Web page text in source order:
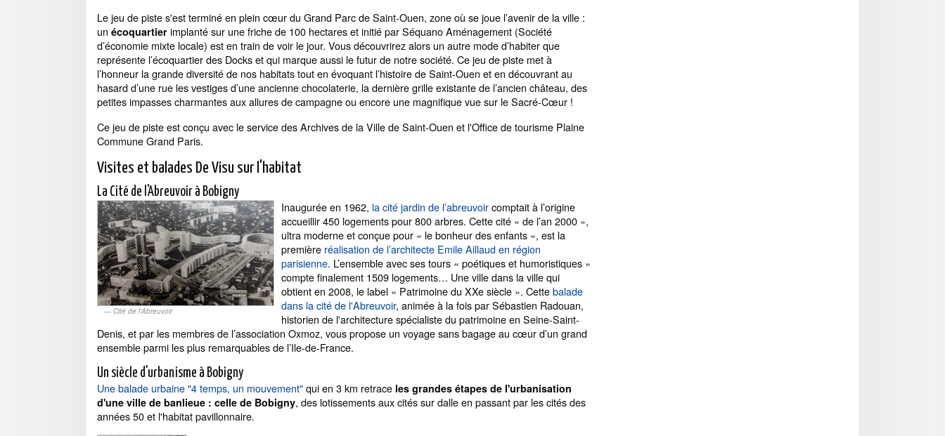
Le jeu de piste s'est terminé en plein cœur du Grand Parc de Saint-Ouen, zone où se joue l’avenir de la ville :
un écoquartier implanté sur une friche de 100 hectares et initié par Séquano Aménagement (Société
d’économie mixte locale) est en train de voir le jour. Vous découvrirez alors un autre mode d’habiter que
représente l’écoquartier des Docks et qui marque aussi le futur de notre société. Ce jeu de piste met à
l’honneur la grande diversité de nos habitats tout en évoquant l’histoire de Saint-Ouen et en découvrant au
hasard d’une rue les vestiges d’une ancienne chocolaterie, la dernière grille existante de l’ancien château, des
petites impasses charmantes aux allures de campagne ou encore une magnifique vue sur le Sacré-Cœur !
Ce jeu de piste est conçu avec le service des Archives de la Ville de Saint-Ouen et l'Office de tourisme Plaine
Commune Grand Paris.
Visites et balades De Visu sur l'habitat
La Cité de l'Abreuvoir à Bobigny
Cité de l'Abreuvoir
Inaugurée en 1962, la cité jardin de l’abreuvoircomptait à l’origine
accueillir 450 logements pour 800 arbres. Cette cité « de l’an 2000 »,
ultra moderne et conçue pour « le bonheur des enfants », est la
première réalisation de l’architecte Emile Aillaud en région
parisienne. L’ensemble avec ses tours « poétiques et humoristiques »
compte finalement 1509 logements… Une ville dans la ville qui
obtient en 2008, le label « Patrimoine du XXe siècle ». Cettebalade
dans la cité de l'Abreuvoir, animée à la fois par Sébastien Radouan,
historien de l'architecture spécialiste du patrimoine en Seine-Saint-
Denis, et par les membres de l’association Oxmoz, vous propose un voyage sans bagage au cœur d’un grand
ensemble parmi les plus remarquables de l’Ile-de-France.
Un siècle d'urbanisme à Bobigny
Une balade urbaine "4 temps, un mouvement"qui en 3 km retrace les grandes étapes de l'urbanisation
d'une ville de banlieue : celle de Bobigny, des lotissements aux cités sur dalle en passant par les cités des
années 50 et l'habitat pavillonnaire.